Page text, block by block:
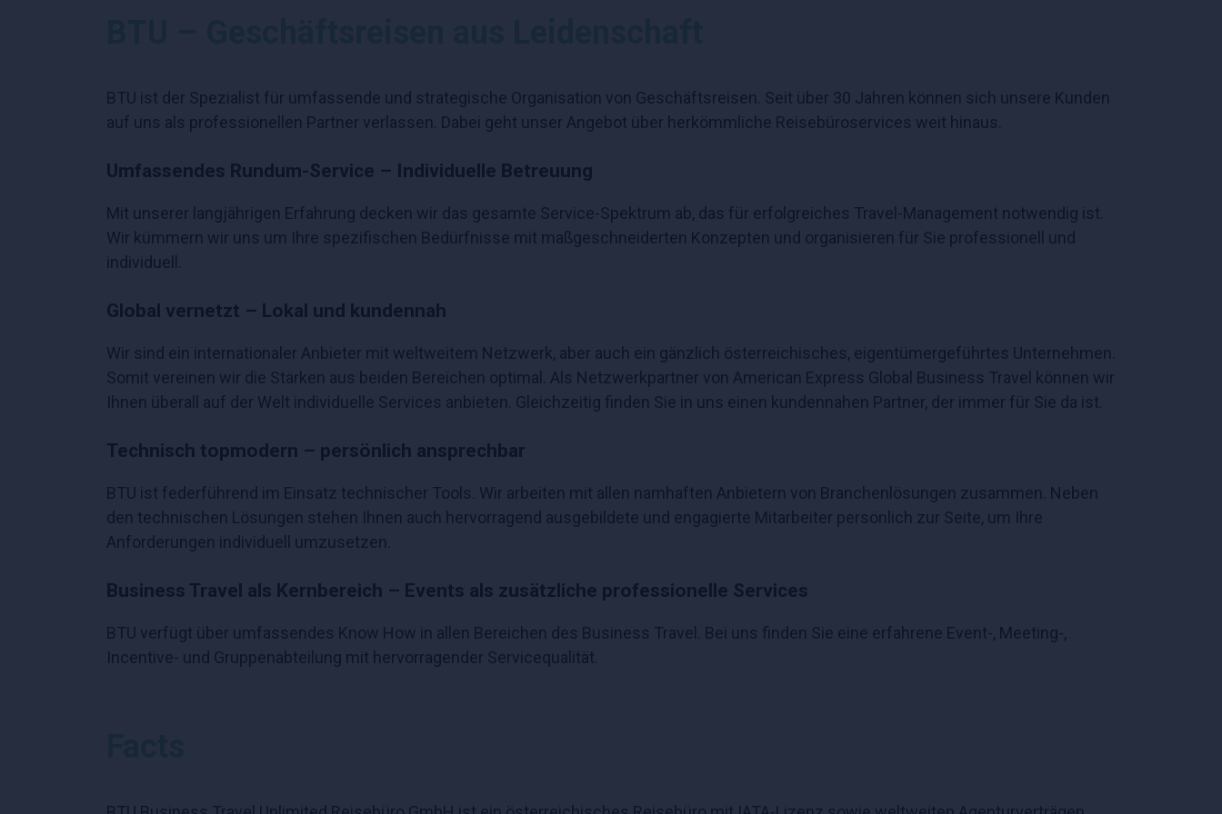
BTU ist der Spezialist für umfassende und strategische Organisation von Geschäftsreisen. Seit über 30 Jahren können sich unsere Kunden
auf uns als professionellen Partner verlassen. Dabei geht unser Angebot über herkömmliche Reisebüroservices weit hinaus.
Umfassendes Rundum-Service – Individuelle Betreuung
Mit unserer langjährigen Erfahrung decken wir das gesamte Service-Spektrum ab, das für erfolgreiches Travel-Management notwendig ist.
Wir kümmern wir uns um Ihre spezifischen Bedürfnisse mit maßgeschneiderten Konzepten und organisieren für Sie professionell und
individuell.
Global vernetzt – Lokal und kundennah
Wir sind ein internationaler Anbieter mit weltweitem Netzwerk, aber auch ein gänzlich österreichisches, eigentümergeführtes Unternehmen.
Somit vereinen wir die Stärken aus beiden Bereichen optimal. Als Netzwerkpartner von American Express Global Business Travel können wir
Ihnen überall auf der Welt individuelle Services anbieten. Gleichzeitig finden Sie in uns einen kundennahen Partner, der immer für Sie da ist.
Technisch topmodern – persönlich ansprechbar
BTU ist federführend im Einsatz technischer Tools. Wir arbeiten mit allen namhaften Anbietern von Branchenlösungen zusammen. Neben
den technischen Lösungen stehen Ihnen auch hervorragend ausgebildete und engagierte Mitarbeiter persönlich zur Seite, um Ihre
Anforderungen individuell umzusetzen.
Business Travel als Kernbereich – Events als zusätzliche professionelle Services
BTU verfügt über umfassendes Know How in allen Bereichen des Business Travel. Bei uns finden Sie eine erfahrene Event-, Meeting-,
Incentive- und Gruppenabteilung mit hervorragender Servicequalität.